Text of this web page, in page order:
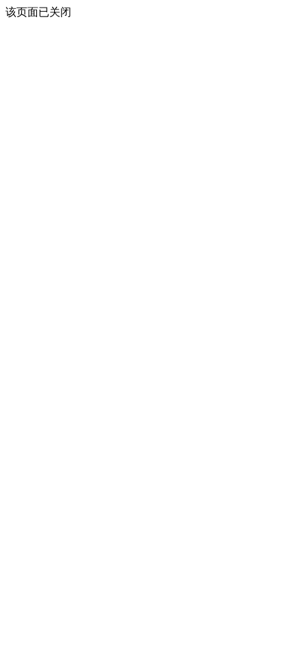
该页面已关闭